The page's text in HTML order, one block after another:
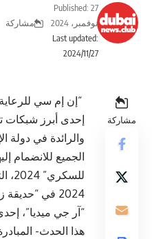
Last updated:
2024/11/27
Published: 27
نوفمبر، 2024
مشاركة
مشاركة
إحدى أبرز شبكات
والرائدة في دولة
الجميع للانضمام
“آر جي ميديا”،
هذا الحدث-